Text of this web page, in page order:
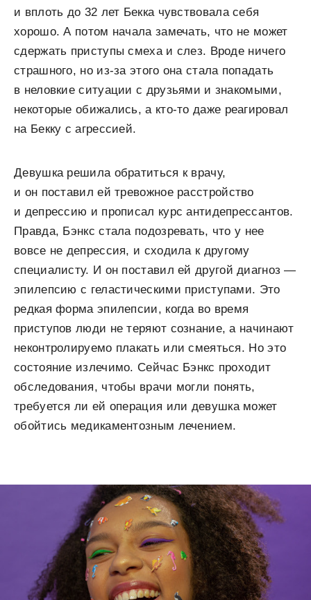
и вплоть до 32 лет Бекка чувствовала себя
хорошо. А потом начала замечать, что не может
сдержать приступы смеха и слез. Вроде ничего
страшного, но из-за этого она стала попадать
в неловкие ситуации с друзьями и знакомыми,
некоторые обижались, а кто-то даже реагировал
на Бекку с агрессией.
Девушка решила обратиться к врачу,
и он поставил ей тревожное расстройство
и депрессию и прописал курс антидепрессантов.
Правда, Бэнкс стала подозревать, что у нее
вовсе не депрессия, и сходила к другому
специалисту. И он поставил ей другой диагноз —
эпилепсию с геластическими приступами. Это
редкая форма эпилепсии, когда во время
приступов люди не теряют сознание, а начинают
неконтролируемо плакать или смеяться. Но это
состояние излечимо. Сейчас Бэнкс проходит
обследования, чтобы врачи могли понять,
требуется ли ей операция или девушка может
обойтись медикаментозным лечением.